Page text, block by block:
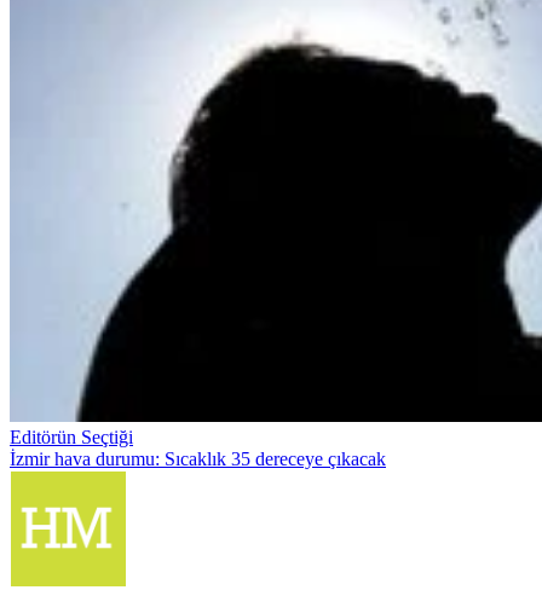
Editörün Seçtiği
İzmir hava durumu: Sıcaklık 35 dereceye çıkacak